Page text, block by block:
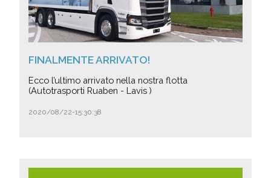
FINALMENTE ARRIVATO!
Ecco l’ultimo arrivato nella nostra flotta
(Autotrasporti Ruaben - Lavis )
2020/08/22-15:30:38